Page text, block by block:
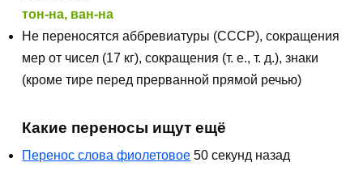
тон-на, ван-на
Не переносятся аббревиатуры (СССР), сокращения
мер от чисел (17 кг), сокращения (т. е., т. д.), знаки
(кроме тире перед прерванной прямой речью)
Какие переносы ищут ещё
Перенос слова фиолетовое 50 секунд назад